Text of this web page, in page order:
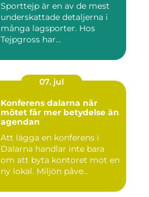
Sporttejp är en av de mest
underskattade detaljerna i
många lagsporter. Hos
Tejpgross har...
07. jul
Konferens dalarna när
mötet får mer betydelse än
agendan
Att lägga en konferens i
Dalarna handlar inte bara
om att byta kontoret mot en
ny lokal. Miljön påve...